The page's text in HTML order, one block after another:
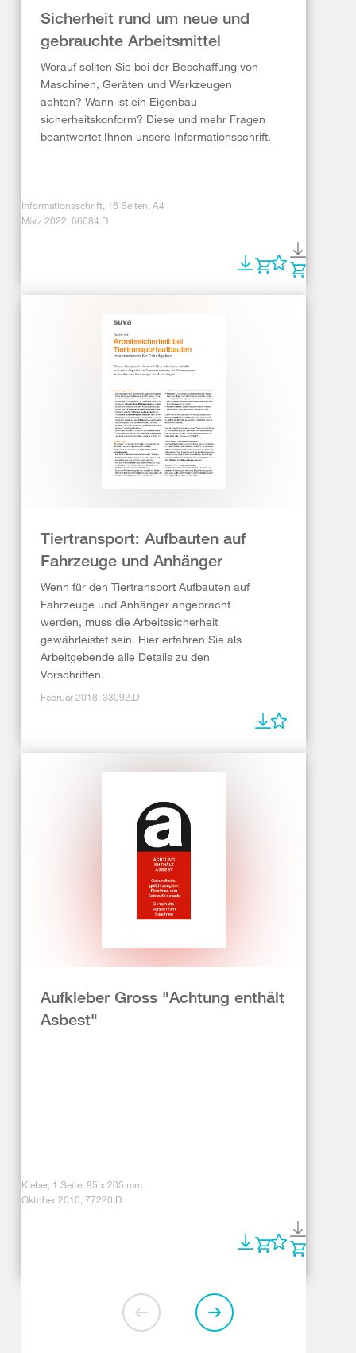
Sicherheit rund um neue und
gebrauchte Arbeitsmittel
Worauf sollten Sie bei der Beschaffung von
Maschinen, Geräten und Werkzeugen
achten? Wann ist ein Eigenbau
sicherheitskonform? Diese und mehr Fragen
beantwortet Ihnen unsere Informationsschrift.
Informationsschrift, 16 Seiten, A4
März 2022, 66084.D
Tiertransport: Aufbauten auf
Fahrzeuge und Anhänger
Wenn für den Tiertransport Aufbauten auf
Fahrzeuge und Anhänger angebracht
werden, muss die Arbeitssicherheit
gewährleistet sein. Hier erfahren Sie als
Arbeitgebende alle Details zu den
Vorschriften.
Februar 2018, 33092.D
Aufkleber Gross "Achtung enthält
Asbest"
Kleber, 1 Seite, 95 x 205 mm
Oktober 2010, 77220.D